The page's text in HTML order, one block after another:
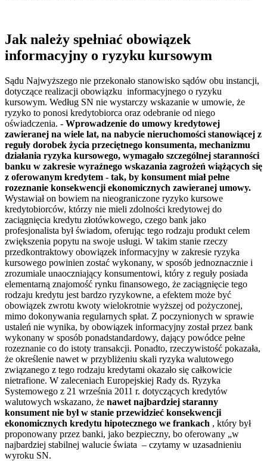
Jak należy spełniać obowiązek
informacyjny o ryzyku kursowym
Sądu Najwyższego nie przekonało stanowisko sądów obu instancji,
dotyczące realizacji obowiązku informacyjnego o ryzyku
kursowym. Według SN nie wystarczy wskazanie w umowie, że
ryzyko to ponosi kredytobiorca oraz odebranie od niego
oświadczenia. - Wprowadzenie do umowy kredytowej
zawieranej na wiele lat, na nabycie nieruchomości stanowiącej z
reguły dorobek życia przeciętnego konsumenta, mechanizmu
działania ryzyka kursowego, wymagało szczególnej staranności
banku w zakresie wyraźnego wskazania zagrożeń wiążących się
z oferowanym kredytem - tak, by konsument miał pełne
rozeznanie konsekwencji ekonomicznych zawieranej umowy.
Wystawiał on bowiem na nieograniczone ryzyko kursowe
kredytobiorców, którzy nie mieli zdolności kredytowej do
zaciągnięcia kredytu złotówkowego, czego bank jako
profesjonalista był świadom, oferując tego rodzaju produkt celem
zwiększenia popytu na swoje usługi. W takim stanie rzeczy
przedkontraktowy obowiązek informacyjny w zakresie ryzyka
kursowego powinien zostać wykonany, w sposób jednoznacznie i
zrozumiale unaoczniający konsumentowi, który z reguły posiada
elementarną znajomość rynku finansowego, że zaciągnięcie tego
rodzaju kredytu jest bardzo ryzykowne, a efektem może być
obowiązek zwrotu kwoty wielokrotnie wyższej od pożyczonej,
mimo dokonywania regularnych spłat. Z poczynionych w sprawie
ustaleń nie wynika, by obowiązek informacyjny został przez bank
wykonany w sposób ponadstandardowy, dający powódce pełne
rozeznanie co do istoty transakcji. Ponadto, rzeczywistość pokazała,
że określenie nawet w przybliżeniu skali ryzyka walutowego
związanego z tego rodzaju kredytami okazało się całkowicie
nietrafione. W zaleceniach Europejskiej Rady ds. Ryzyka
Systemowego z 21 września 2011 r. dotyczących kredytów
walutowych wskazano, że nawet najbardziej staranny
konsument nie był w stanie przewidzieć konsekwencji
ekonomicznych kredytu hipotecznego we frankach , który był
proponowany przez banki, jako bezpieczny, bo oferowany „w
najbardziej stabilnej walucie świata – czytamy w uzasadnieniu
wyroku SN.